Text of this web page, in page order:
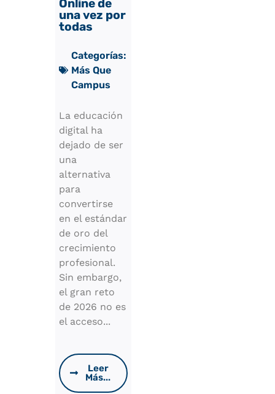
Online de
una vez por
todas
Categorías:
Más Que
Campus
La educación
digital ha
dejado de ser
una
alternativa
para
convertirse
en el estándar
de oro del
crecimiento
profesional.
Sin embargo,
el gran reto
de 2026 no es
el acceso...
Leer
Más...